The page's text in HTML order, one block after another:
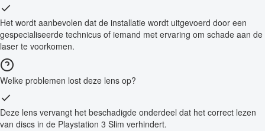
Het wordt aanbevolen dat de installatie wordt uitgevoerd door een
gespecialiseerde technicus of iemand met ervaring om schade aan de
laser te voorkomen.
Welke problemen lost deze lens op?
Deze lens vervangt het beschadigde onderdeel dat het correct lezen
van discs in de Playstation 3 Slim verhindert.